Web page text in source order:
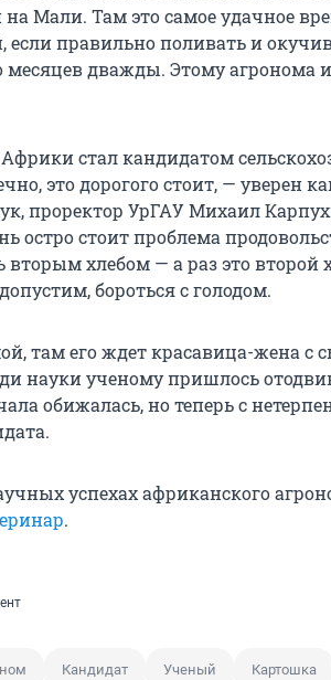
Мали. Там это самое удачное
правильно поливать и
месяцев дважды. Этому агронома
стал кандидатом
это дорогого стоит, — уверен
проректор УрГАУ Михаил
остро стоит проблема
хлебом — а раз это второй
бороться с голодом.
там его ждет красавица-жена с
науки ученому пришлось
обижалась, но теперь с
успехах африканского
.
Кандидат Ученый Картошка